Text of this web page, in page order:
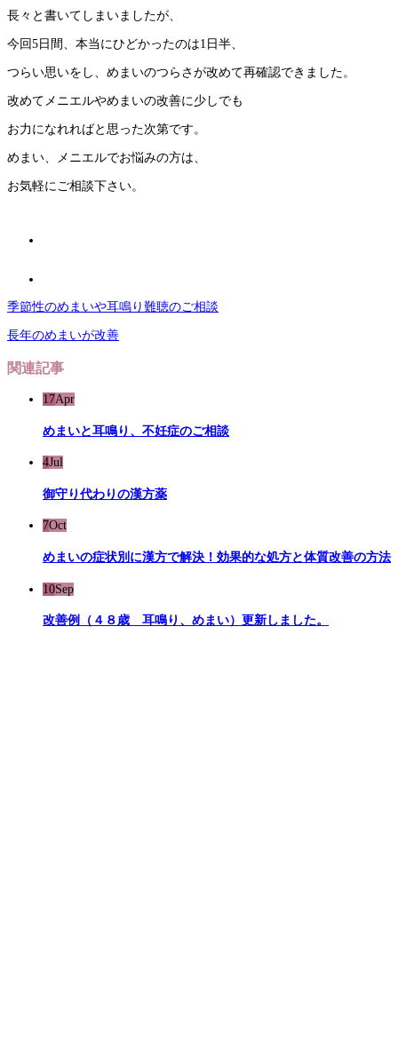
長々と書いてしまいましたが、
今回5日間、本当にひどかったのは1日半、
つらい思いをし、めまいのつらさが改めて再確認できました。
改めてメニエルやめまいの改善に少しでも
お力になれればと思った次第です。
めまい、メニエルでお悩みの方は、
お気軽にご相談下さい。
季節性のめまいや耳鳴り難聴のご相談
長年のめまいが改善
関連記事
17Apr
めまいと耳鳴り、不妊症のご相談
4Jul
御守り代わりの漢方薬
7Oct
めまいの症状別に漢方で解決！効果的な処方と体質改善の方法
10Sep
改善例（４８歳 耳鳴り、めまい）更新しました。